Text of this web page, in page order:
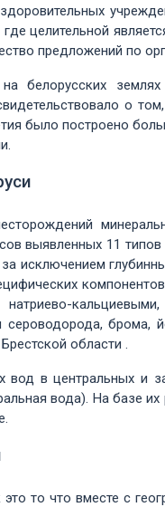
где целительной
предложений по
на белорусских
о
было построено
выявленных 11
исключением
натриево-
брома,
области .
вод в центральных и
вода). На базе
то что вместе с